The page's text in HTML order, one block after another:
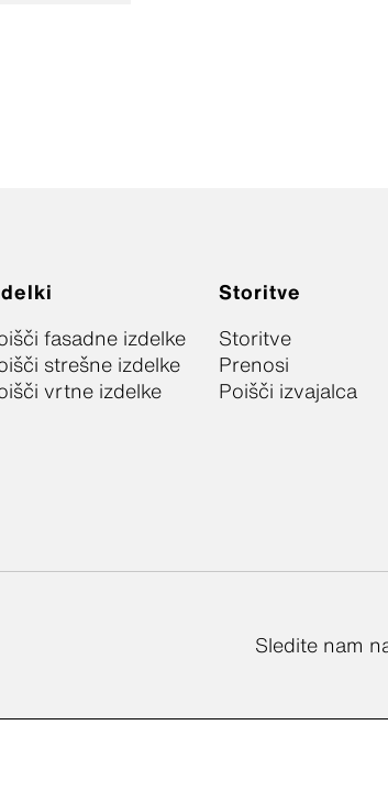
fasadne izdelke
strešne izdelke
vrtne izdelke
Storitve
Storitve
Prenosi
Poišči izvajalca
Sledite nam